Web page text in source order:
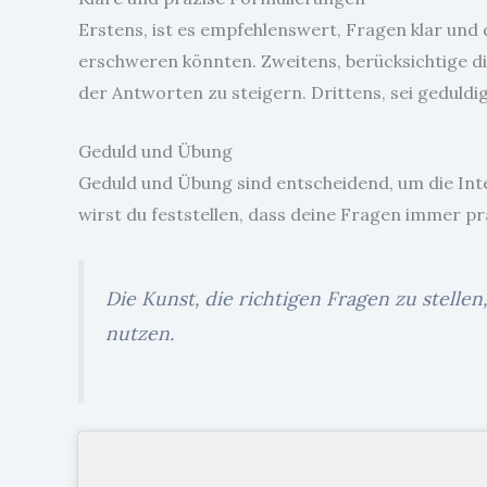
Erstens, ist es empfehlenswert, Fragen klar
erschweren könnten. Zweitens, berücksichtige
der Antworten zu steigern. Drittens, sei
Geduld und Übung
Geduld und Übung sind entscheidend, um die
wirst du feststellen, dass deine Fragen immer
Die Kunst, die richtigen Fragen zu
nutzen.